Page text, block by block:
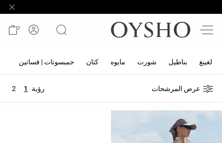
حديثًا
shorts
مبيعًا
المشاهدة
لغينغ بناطيل شورت مايوه كتان جمبسوتات | فساتين
عرض المرشحات رؤية 1
2